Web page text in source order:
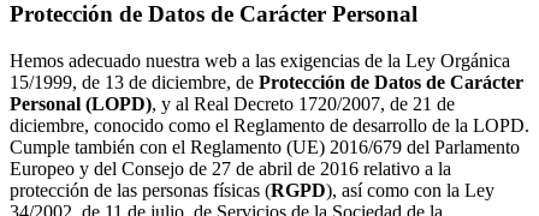
Protección de Datos de Carácter Personal
Hemos adecuado nuestra web a las exigencias de la Ley Orgánica
15/1999, de 13 de diciembre, de Protección de Datos de Carácter
Personal (LOPD), y al Real Decreto 1720/2007, de 21 de
diciembre, conocido como el Reglamento de desarrollo de la LOPD.
Cumple también con el Reglamento (UE) 2016/679 del Parlamento
Europeo y del Consejo de 27 de abril de 2016 relativo a la
protección de las personas físicas (RGPD), así como con la Ley
34/2002, de 11 de julio, de Servicios de la Sociedad de la